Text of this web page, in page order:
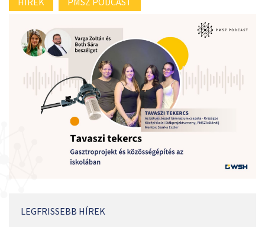
LEGFRISSEBB HÍREK